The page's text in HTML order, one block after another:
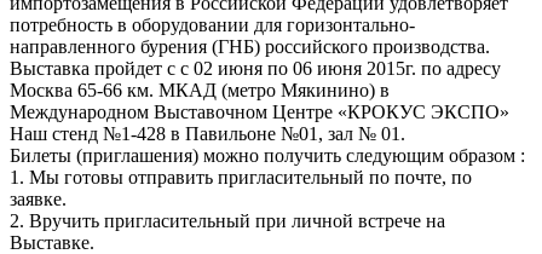
потребность в оборудовании для горизонтально-
направленного бурения (ГНБ) российского производства.
Выставка пройдет с с 02 июня по 06 июня 2015г. по адресу
Москва 65-66 км. МКАД (метро Мякинино) в
Международном Выставочном Центре «КРОКУС ЭКСПО»
Наш стенд №1-428 в Павильоне №01, зал № 01.
Билеты (приглашения) можно получить следующим образом :
1. Мы готовы отправить пригласительный по почте, по
заявке.
2. Вручить пригласительный при личной встрече на
Выставке.